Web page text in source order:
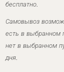
бесплатно.
Самовывоз
есть в выбранном
нет в выбранном
дня.